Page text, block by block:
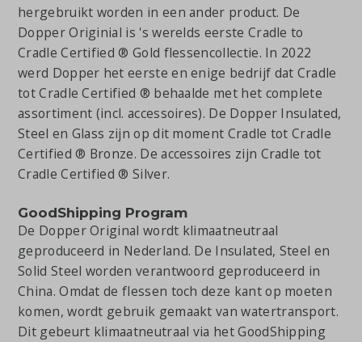
hergebruikt worden in een ander product. De
Dopper Originial is 's werelds eerste Cradle to
Cradle Certified ® Gold flessencollectie. In 2022
werd Dopper het eerste en enige bedrijf dat Cradle
tot Cradle Certified ® behaalde met het complete
assortiment (incl. accessoires). De Dopper Insulated,
Steel en Glass zijn op dit moment Cradle tot Cradle
Certified ® Bronze. De accessoires zijn Cradle tot
Cradle Certified ® Silver.
GoodShipping Program
De Dopper Original wordt klimaatneutraal
geproduceerd in Nederland. De Insulated, Steel en
Solid Steel worden verantwoord geproduceerd in
China. Omdat de flessen toch deze kant op moeten
komen, wordt gebruik gemaakt van watertransport.
Dit gebeurt klimaatneutraal via het GoodShipping